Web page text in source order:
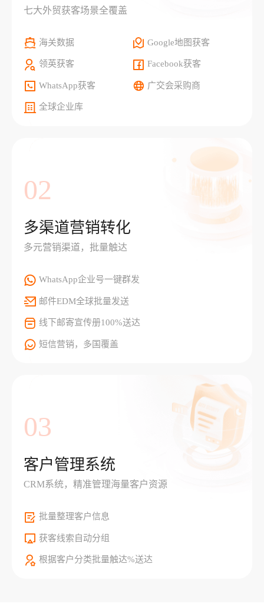
七大外贸获客场景全覆盖
海关数据 Google地图获客
领英获客 Facebook获客
WhatsApp获客 广交会采购商
全球企业库
02
多渠道营销转化
多元营销渠道，批量触达
WhatsApp企业号一键群发
邮件EDM全球批量发送
线下邮寄宣传册100%送达
短信营销，多国覆盖
03
客户管理系统
CRM系统，精准管理海量客户资源
批量整理客户信息
获客线索自动分组
根据客户分类批量触达%送达